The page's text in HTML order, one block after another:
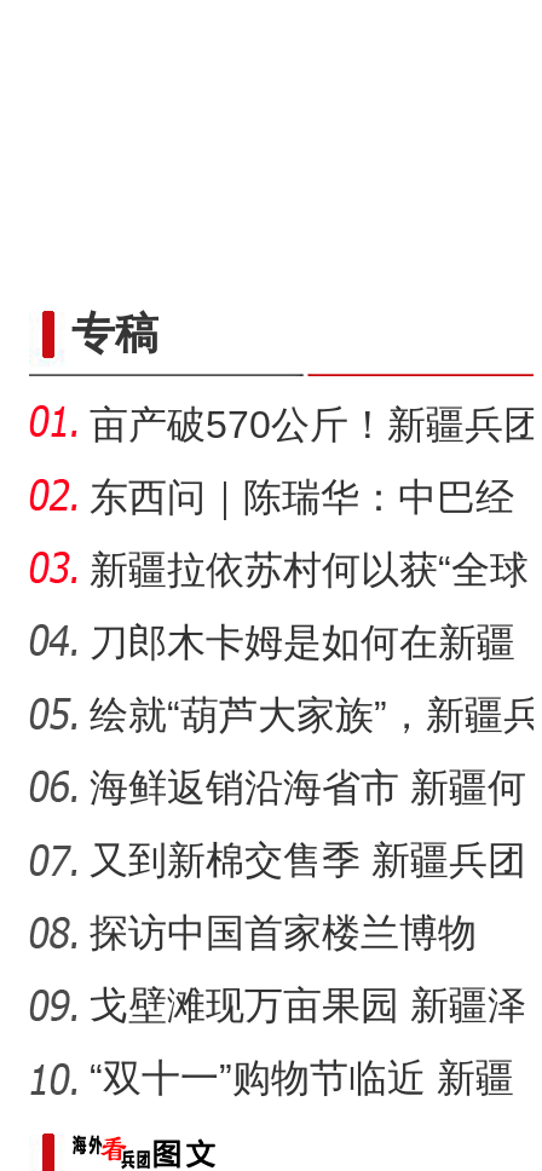
专稿
亩产破570公斤！新疆兵团
万亩盐碱地当年治理当年
高
东西问｜陈瑞华：中巴经
济走廊如何体现“共商共建
新疆拉依苏村何以获“全球
人居环境村落范例”奖？
刀郎木卡姆是如何在新疆
麦盖提县有序传承的？
绘就“葫芦大家族”，新疆兵
团83岁老人为何痴迷烙
海鲜返销沿海省市 新疆何
以成中国的“大漠渔乡”？
又到新棉交售季 新疆兵团
落实棉花质量追溯成效几
何
探访中国首家楼兰博物
馆：“楼兰美女”谜几何？
戈壁滩现万亩果园 新疆泽
普“小苹果”如何成为乡村
“双十一”购物节临近 新疆
本土美妆如何“出圈”？